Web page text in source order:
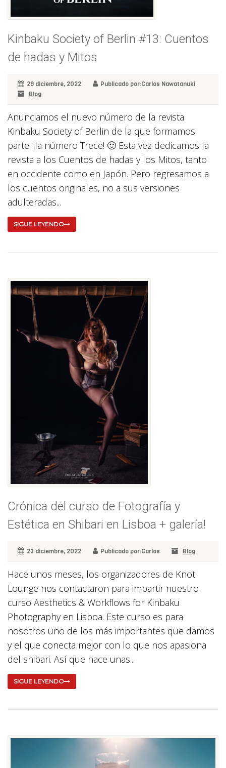
Kinbaku Society of Berlin #13: Cuentos
de hadas y Mitos
29 diciembre, 2022
Publicado por:Carlos Nawatanuki
Blog
Anunciamos el nuevo número de la revista
Kinbaku Society of Berlin de la que formamos
parte: ¡la número Trece! 🙂 Esta vez dedicamos la
revista a los Cuentos de hadas y los Mitos, tanto
en occidente como en Japón. Pero regresamos a
los cuentos originales, no a sus versiones
adulteradas...
SIGUE LEYENDO
Crónica del curso de Fotografía y
Estética en Shibari en Lisboa + galería!
23 diciembre, 2022 Publicado por:Carlos Blog
Hace unos meses, los organizadores de Knot
Lounge nos contactaron para impartir nuestro
curso Aesthetics & Workflows for Kinbaku
Photography en Lisboa. Este curso es para
nosotros uno de los más importantes que damos
y el que conecta mejor con lo que nos apasiona
del shibari. Así que hace unas...
SIGUE LEYENDO